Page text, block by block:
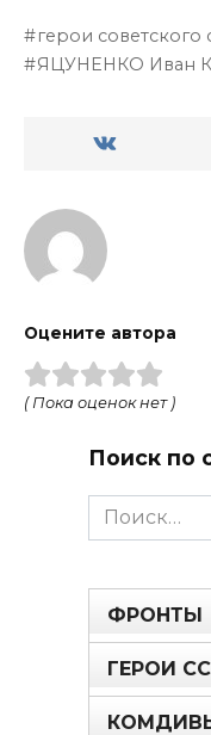
герои советского
ЯЦУНЕНКО Иван
Оцените автора
( Пока оценок нет )
Поиск по
Search
for:
ФРОНТЫ
ГЕРОИ